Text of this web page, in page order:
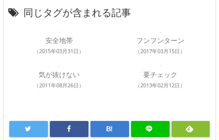
同じタグが含まれる記事
安全地帯
（2015年03月31日）
フンフンターン
（2017年03月15日）
気が抜けない
（2011年08月26日）
要チェック
（2013年02月12日）
B!